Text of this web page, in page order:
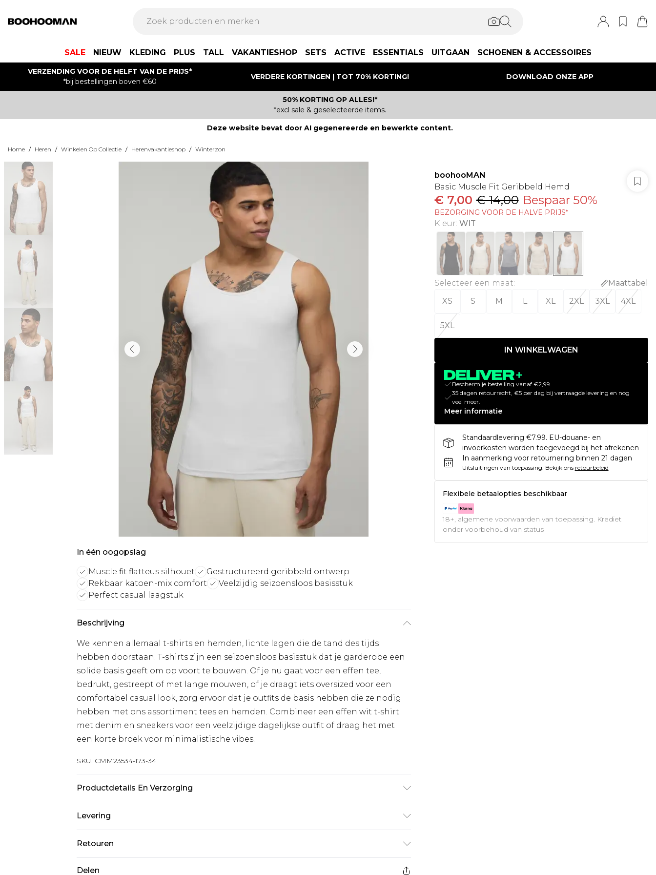
SALE NIEUW KLEDING PLUS TALL VAKANTIESHOP SETS ACTIVE ESSENTIALS UITGAAN SCHOENEN & ACCESSOIRES
VERZENDING VOOR DE HELFT VAN DE PRIJS*
*bij bestellingen boven €60
VERDERE KORTINGEN | TOT 70% KORTING! DOWNLOAD ONZE APP
50% KORTING OP ALLES!*
*excl sale & geselecteerde items.
Deze website bevat door AI gegenereerde en bewerkte content.
Home / Heren / Winkelen Op Collectie / Herenvakantieshop / Winterzon
In één oogopslag
Muscle fit flatteus silhouet
Gestructureerd geribbeld ontwerp
Rekbaar katoen-mix comfort
Veelzijdig seizoensloos basisstuk
Perfect casual laagstuk
Beschrijving
We kennen allemaal t-shirts en hemden, lichte lagen die de tand des tijds
hebben doorstaan. T-shirts zijn een seizoensloos basisstuk dat je garderobe een
solide basis geeft om op voort te bouwen. Of je nu gaat voor een effen tee,
bedrukt, gestreept of met lange mouwen, of je draagt iets oversized voor een
comfortabel casual look, zorg ervoor dat je outfits de basis hebben die ze nodig
hebben met ons assortiment tees en hemden. Combineer een effen wit t-shirt
met denim en sneakers voor een veelzijdige dagelijkse outfit of draag het met
een korte broek voor minimalistische vibes.
SKU: CMM23534-173-34
Productdetails En Verzorging
Levering
Standaardlevering Nederland
€7.99
Expressdienst Nederland
€17.99
Retouren
Delen
boohooMAN
Basic Muscle Fit Geribbeld Hemd
€ 7,00 € 14,00 Bespaar 50%
BEZORGING VOOR DE HALVE PRIJS*
Kleur: WIT
Selecteer een maat:
Maattabel
XS
S M L XL 2XL 3XL 4XL
5XL
IN WINKELWAGEN
Bescherm je bestelling vanaf €2,99.
35 dagen retourrecht, €5 per dag bij vertraagde levering en nog
veel meer.
Meer informatie
Standaardlevering €7.99. EU-douane- en
invoerkosten worden toegevoegd bij het afrekenen
In aanmerking voor retournering binnen 21 dagen
Uitsluitingen van toepassing. Bekijk ons retourbeleid
Flexibele betaalopties beschikbaar
18+, algemene voorwaarden van toepassing. Krediet
onder voorbehoud van status